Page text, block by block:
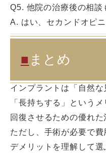
Q5. 他院の治療後の相談
A. はい、セカンドオピ
■ まとめ
インプラントは「自然な
「長持ちする」という
回復させるための優れた
ただし、手術が必要で費
デメリットを理解して選